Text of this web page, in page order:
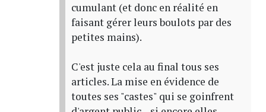
cumulant (et donc en réalité en
faisant gérer leurs boulots par des
petites mains).
C'est juste cela au final tous ses
articles. La mise en évidence de
toutes ses "castes" qui se goinfrent